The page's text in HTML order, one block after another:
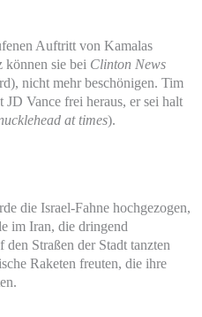
Auftritt von Kamalas
können sie bei Clinton News
nicht mehr beschönigen. Tim
Vance frei heraus, er sei halt
at times).
die Israel-Fahne hochgezogen,
im Iran, die dringend
Straßen der Stadt tanzten
Raketen freuten, die ihre